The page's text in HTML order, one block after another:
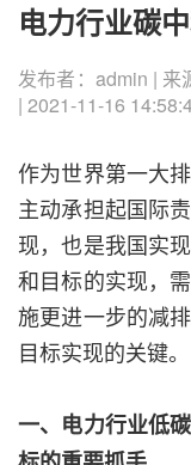
电力行业碳
发布者：admin | 来
| 2021-11-16
作为世界第一大
主动承担起国际
现，也是我国实
和目标的实现，
施更进一步的减
目标实现的关键。
一、电力行业低